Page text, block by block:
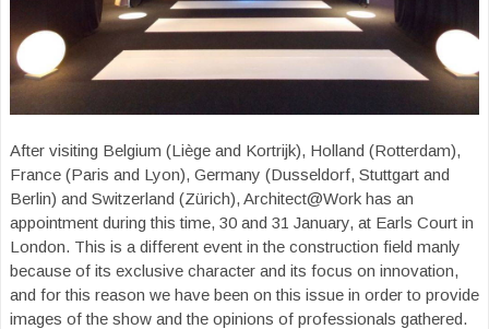
After visiting Belgium (Liège and Kortrijk), Holland (Rotterdam),
France (Paris and Lyon), Germany (Dusseldorf, Stuttgart and
Berlin) and Switzerland (Zürich), Architect@Work has an
appointment during this time, 30 and 31 January, at Earls Court in
London. This is a different event in the construction field manly
because of its exclusive character and its focus on innovation,
and for this reason we have been on this issue in order to provide
images of the show and the opinions of professionals gathered.